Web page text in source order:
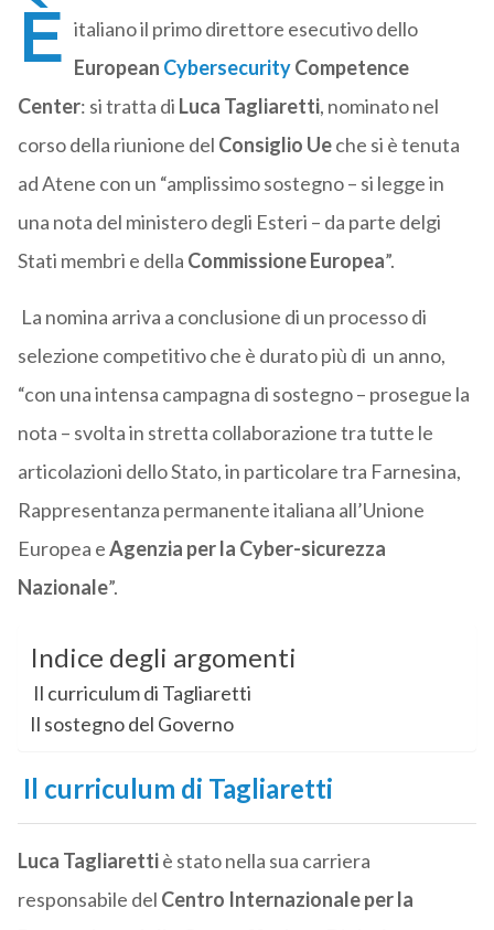
È italiano il primo direttore esecutivo dello
European CybersecurityCompetence
Center: si tratta di Luca Tagliaretti, nominato nel
corso della riunione del Consiglio Ueche si è tenuta
ad Atene con un “amplissimo sostegno – si legge in
una nota del ministero degli Esteri – da parte delgi
Stati membri e della Commissione Europea”.
La nomina arriva a conclusione di un processo di
selezione competitivo che è durato più di un anno,
“con una intensa campagna di sostegno – prosegue la
nota – svolta in stretta collaborazione tra tutte le
articolazioni dello Stato, in particolare tra Farnesina,
Rappresentanza permanente italiana all’Unione
Europea eAgenzia per la Cyber-sicurezza
Nazionale”.
Indice degli argomenti
Il curriculum di Tagliaretti
Il sostegno del Governo
Il curriculum di Tagliaretti
Luca Tagliarettiè stato nella sua carriera
responsabile del Centro Internazionale per la